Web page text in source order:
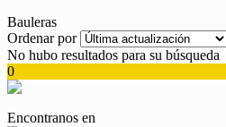
Bauleras
Ordenar por
No hubo resultados para su búsqueda
0
Encontranos en